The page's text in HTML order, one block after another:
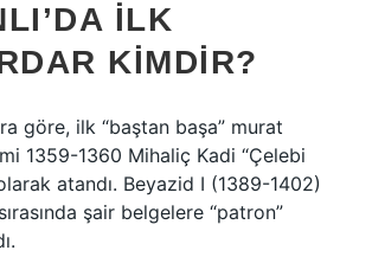
ILK
KIMDIR?
göre, ilk “baştan başa” murat
1359-1360 Mihaliç Kadi “Çelebi
atandı. Beyazid I (1389-1402)
şair belgelere “patron”